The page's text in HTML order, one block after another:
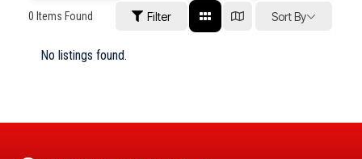
0 Items Found Filter Sort By
No listings found.